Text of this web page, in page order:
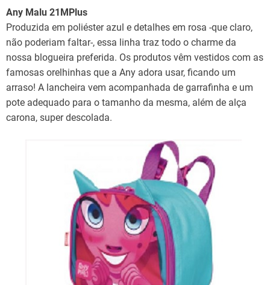
Any Malu 21MPlus
Produzida em poliéster azul e detalhes em rosa -que claro,
não poderiam faltar-, essa linha traz todo o charme da
nossa blogueira preferida. Os produtos vêm vestidos com as
famosas orelhinhas que a Any adora usar, ficando um
arraso! A lancheira vem acompanhada de garrafinha e um
pote adequado para o tamanho da mesma, além de alça
carona, super descolada.